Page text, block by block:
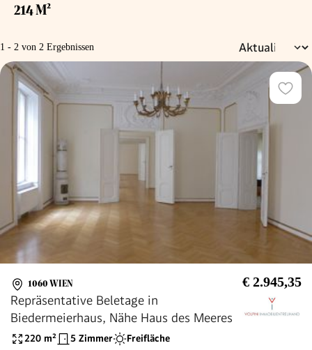
214 M²
1 - 2 von 2 Ergebnissen
1060 WIEN € 2.945,35
Repräsentative Beletage in
Biedermeierhaus, Nähe Haus des Meeres
220 m² 5 Zimmer Freifläche